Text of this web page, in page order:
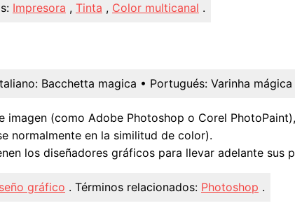
Impresora , Tinta , Color multicanal .
Bacchetta magica • Portugués: Varinha mágica
(como Adobe Photoshop o Corel
normalmente en la similitud de color).
los diseñadores gráficos para llevar adelante sus
gráfico . Términos relacionados: Photoshop .